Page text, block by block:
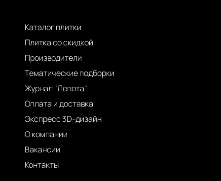
Каталог плитки
Плитка со скидкой
Производители
Тематические подборки
Журнал "Лепота"
Оплата и доставка
Экспресс 3D-дизайн
О компании
Вакансии
Контакты